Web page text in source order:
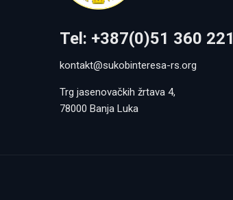
Tel: +387(0)51 360 221
kontakt@sukobinteresa-rs.org
Trg jasenovačkih žrtava 4,
78000 Banja Luka